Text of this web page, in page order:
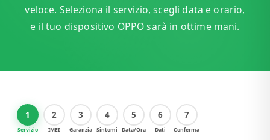
veloce. Seleziona il servizio, scegli data e orario,
e il tuo dispositivo OPPO sarà in ottime mani.
1
Servizio
2
IMEI
3
Garanzia
4
Sintomi
5
Data/Ora
6
Dati
7
Conferma